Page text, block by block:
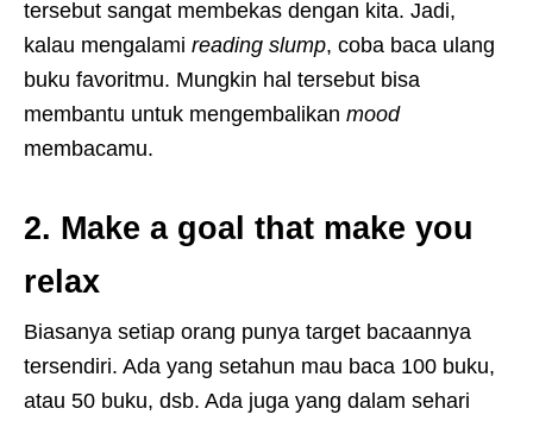
tersebut sangat membekas dengan kita. Jadi,
kalau mengalami reading slump, coba baca ulang
buku favoritmu. Mungkin hal tersebut bisa
membantu untuk mengembalikan mood
membacamu.
2. Make a goal that make you
relax
Biasanya setiap orang punya target bacaannya
tersendiri. Ada yang setahun mau baca 100 buku,
atau 50 buku, dsb. Ada juga yang dalam sehari